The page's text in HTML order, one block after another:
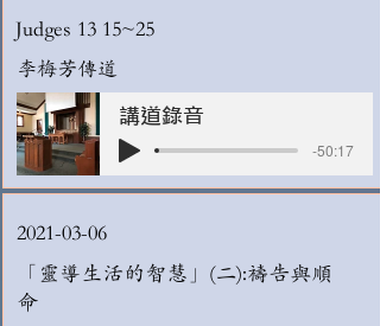
Judges 13 15~25
李梅芳傳道
講道錄音
-50:17
2021-03-06
「靈導生活的智慧」(二):禱告與順
命